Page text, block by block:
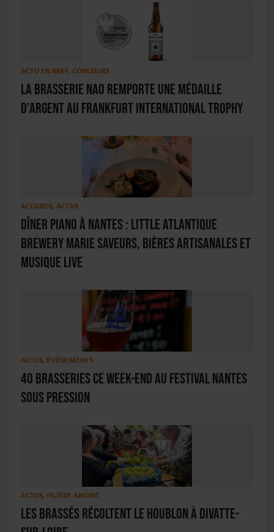
ACTU EN BREF, CONCOURS
La brasserie NAO remporte une médaille
d’argent au Frankfurt International Trophy
ACCORDS, ACTUS
Dîner piano à Nantes : Little Atlantique
Brewery marie saveurs, bières artisanales et
musique live
ACTUS, ÉVÉNEMENTS
40 brasseries ce week-end au festival Nantes
Sous Pression
ACTUS, FILIÈRE AMONT
Les Brassés récoltent le houblon à Divatte-